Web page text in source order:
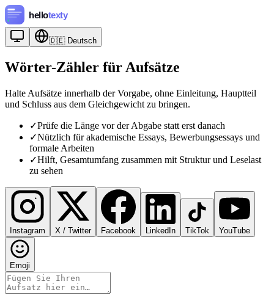
🇩🇪 Deutsch
Wörter-Zähler für Aufsätze
Halte Aufsätze innerhalb der Vorgabe, ohne Einleitung, Hauptteil
und Schluss aus dem Gleichgewicht zu bringen.
✓Prüfe die Länge vor der Abgabe statt erst danach
✓Nützlich für akademische Essays, Bewerbungsessays und
formale Arbeiten
✓Hilft, Gesamtumfang zusammen mit Struktur und Leselast
zu sehen
Instagram X / Twitter Facebook LinkedIn TikTok YouTube
Emoji